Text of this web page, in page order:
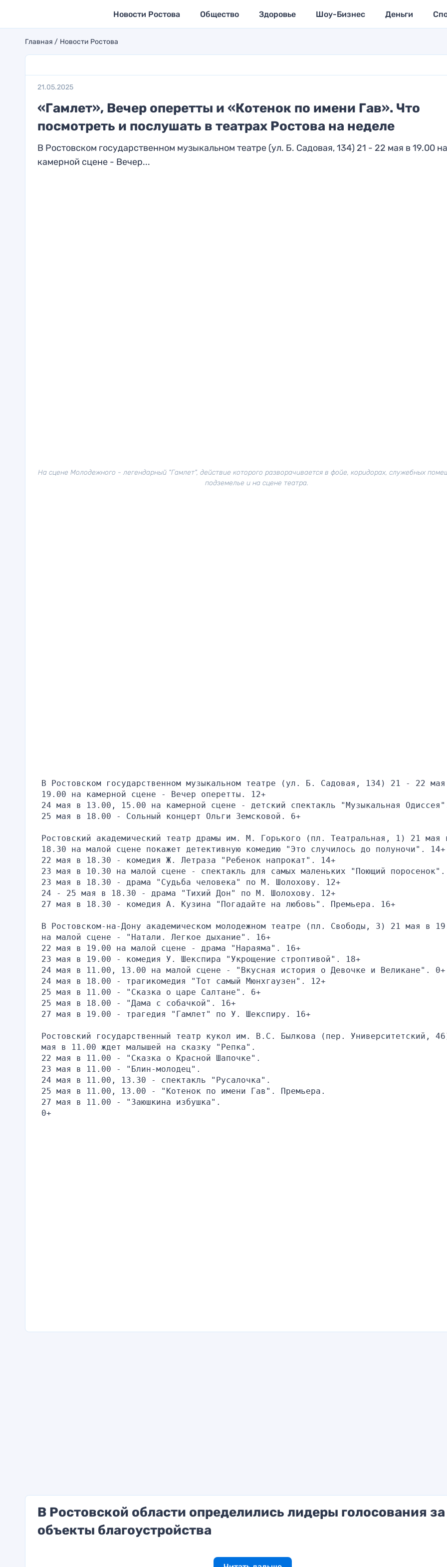
Новости Ростова Общество Здоровье Шоу-Бизнес Деньги
Главная Новости Ростова
21.05.2025
«Гамлет», Вечер оперетты и «Котенок по имени Гав». Что
посмотреть и послушать в театрах Ростова на неделе
В Ростовском государственном музыкальном театре (ул. Б. Садовая, 134) 21 - 22 мая в 19.00 на
камерной сцене - Вечер...
На сцене Молодежного - легендарный "Гамлет", действие которого разворачивается в фойе, коридорах, служебных
подземелье и на сцене театра.
В Ростовском государственном музыкальном театре (ул. Б. Садовая, 134) 21 - 22
19.00 на камерной сцене - Вечер оперетты. 12+
24 мая в 13.00, 15.00 на камерной сцене - детский спектакль "Музыкальная
25 мая в 18.00 - Сольный концерт Ольги Земсковой. 6+
Ростовский академический театр драмы им. М. Горького (пл. Театральная, 1) 21 мая
18.30 на малой сцене покажет детективную комедию "Это случилось до полуночи". 14+
22 мая в 18.30 - комедия Ж. Летраза "Ребенок напрокат". 14+
23 мая в 10.30 на малой сцене - спектакль для самых маленьких "Поющий
23 мая в 18.30 - драма "Судьба человека" по М. Шолохову. 12+
24 - 25 мая в 18.30 - драма "Тихий Дон" по М. Шолохову. 12+
27 мая в 18.30 - комедия А. Кузина "Погадайте на любовь". Премьера. 16+
В Ростовском-на-Дону академическом молодежном театре (пл. Свободы, 3) 21 мая в
на малой сцене - "Натали. Легкое дыхание". 16+
22 мая в 19.00 на малой сцене - драма "Нараяма". 16+
23 мая в 19.00 - комедия У. Шекспира "Укрощение строптивой". 18+
24 мая в 11.00, 13.00 на малой сцене - "Вкусная история о Девочке и Великане". 0+
24 мая в 18.00 - трагикомедия "Тот самый Мюнхгаузен". 12+
25 мая в 11.00 - "Сказка о царе Салтане". 6+
25 мая в 18.00 - "Дама с собачкой". 16+
27 мая в 19.00 - трагедия "Гамлет" по У. Шекспиру. 16+
Ростовский государственный театр кукол им. В.С. Былкова (пер. Университетский,
мая в 11.00 ждет малышей на сказку "Репка".
22 мая в 11.00 - "Сказка о Красной Шапочке".
23 мая в 11.00 - "Блин-молодец".
24 мая в 11.00, 13.30 - спектакль "Русалочка".
25 мая в 11.00, 13.00 - "Котенок по имени Гав". Премьера.
27 мая в 11.00 - "Заюшкина избушка".
0+
В Ростовской области определились лидеры голосования за
объекты благоустройства